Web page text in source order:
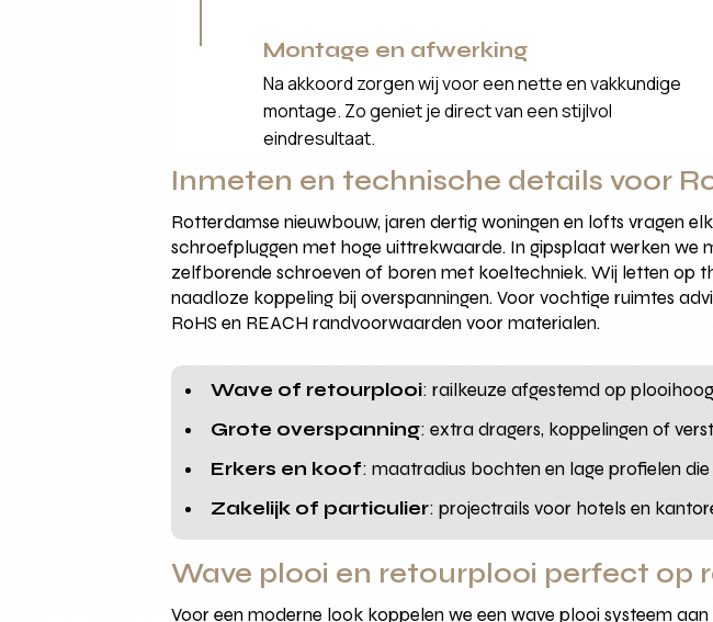
Montage en afwerking
Na akkoord zorgen wij voor een nette en vakkundige
montage. Zo geniet je direct van een stijlvol
eindresultaat.
Inmeten en technische details voor
Rotterdamse nieuwbouw, jaren dertig woningen en lofts vragen
schroefpluggen met hoge uittrekwaarde. In gipsplaat werken we
zelfborende schroeven of boren met koeltechniek. Wij letten op
naadloze koppeling bij overspanningen. Voor vochtige ruimtes
RoHS en REACH randvoorwaarden voor materialen.
Wave of retourplooi: railkeuze afgestemd op
Grote overspanning: extra dragers, koppelingen of
Erkers en koof: maatradius bochten en lage profielen
Zakelijk of particulier: projectrails voor hotels en
Wave plooi en retourplooi perfect op
Voor een moderne look koppelen we een wave plooi systeem